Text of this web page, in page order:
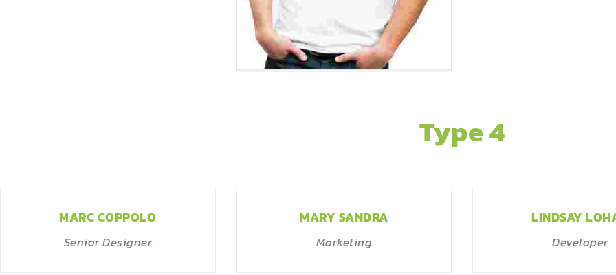
Type 4
MARC COPPOLO
Senior Designer
MARY SANDRA
Marketing
LINDSAY
Developer